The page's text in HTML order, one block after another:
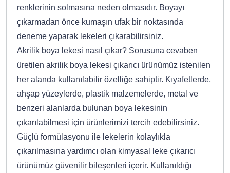
renklerinin solmasına neden olmasıdır. Boyayı
çıkarmadan önce kumaşın ufak bir noktasında
deneme yaparak lekeleri çıkarabilirsiniz.
Akrilik boya lekesi nasıl çıkar? Sorusuna cevaben
üretilen akrilik boya lekesi çıkarıcı ürünümüz istenilen
her alanda kullanılabilir özelliğe sahiptir. Kıyafetlerde,
ahşap yüzeylerde, plastik malzemelerde, metal ve
benzeri alanlarda bulunan boya lekesinin
çıkarılabilmesi için ürünlerimizi tercih edebilirsiniz.
Güçlü formülasyonu ile lekelerin kolaylıkla
çıkarılmasına yardımcı olan kimyasal leke çıkarıcı
ürünümüz güvenilir bileşenleri içerir. Kullanıldığı